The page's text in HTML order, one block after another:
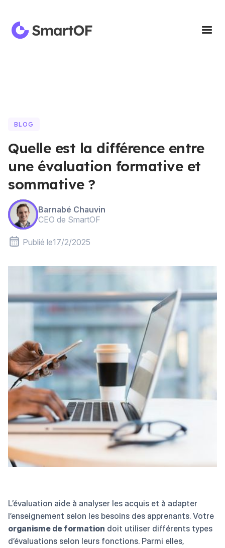
BLOG
Quelle est la différence entre
une évaluation formative et
sommative ?
Barnabé Chauvin
CEO de SmartOF
Publié le17/2/2025
L’évaluation aide à analyser les acquis et à adapter
l’enseignement selon les besoins des apprenants. Votre
organisme de formation doit utiliser différents types
d’évaluations selon leurs fonctions. Parmi elles,